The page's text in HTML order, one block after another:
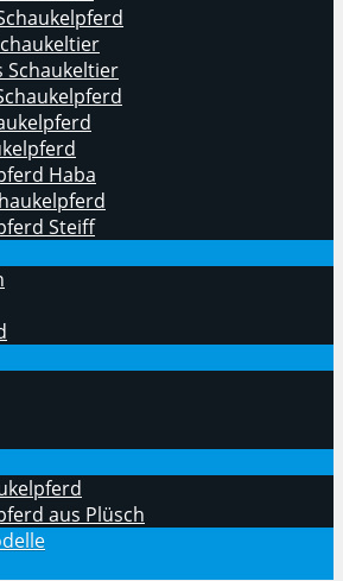
Schaukeltier
Haba
Steiff
aus Plüsch